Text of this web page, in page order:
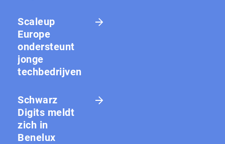
Scaleup
Europe
ondersteunt
jonge
techbedrijven
Schwarz
Digits meldt
zich in
Benelux